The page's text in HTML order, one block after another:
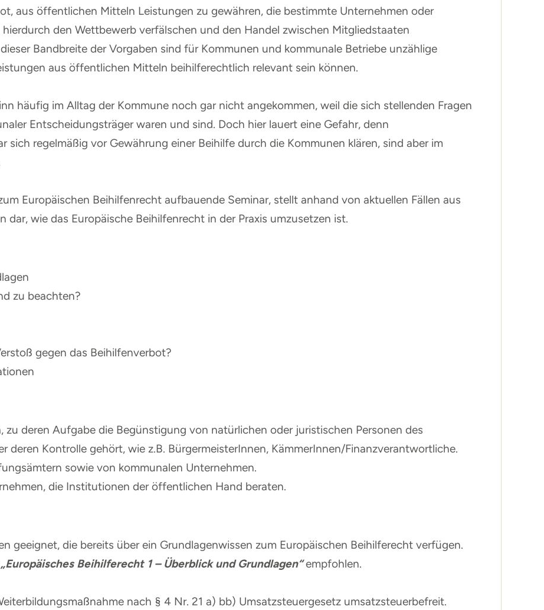
aus öffentlichen Mitteln Leistungen zu gewähren, die bestimmte Unternehmen oder
den Wettbewerb verfälschen und den Handel zwischen Mitgliedstaaten
Bandbreite der Vorgaben sind für Kommunen und kommunale Betriebe unzählige
aus öffentlichen Mitteln beihilferechtlich relevant sein können.
häufig im Alltag der Kommune noch gar nicht angekommen, weil die sich stellenden Fragen
Entscheidungsträger waren und sind. Doch hier lauert eine Gefahr, denn
sich regelmäßig vor Gewährung einer Beihilfe durch die Kommunen klären, sind aber im
Europäischen Beihilfenrecht aufbauende Seminar, stellt anhand von aktuellen Fällen aus
dar, wie das Europäische Beihilfenrecht in der Praxis umzusetzen ist.
zu beachten?
gegen das Beihilfenverbot?
deren Aufgabe die Begünstigung von natürlichen oder juristischen Personen des
Kontrolle gehört, wie z.B. BürgermeisterInnen, KämmerInnen/Finanzverantwortliche.
sowie von kommunalen Unternehmen.
die Institutionen der öffentlichen Hand beraten.
geeignet, die bereits über ein Grundlagenwissen zum Europäischen Beihilferecht verfügen.
„Europäisches Beihilferecht 1 – Überblick und Grundlagen“empfohlen.
nach § 4 Nr. 21 a) bb) Umsatzsteuergesetz umsatzsteuerbefreit.